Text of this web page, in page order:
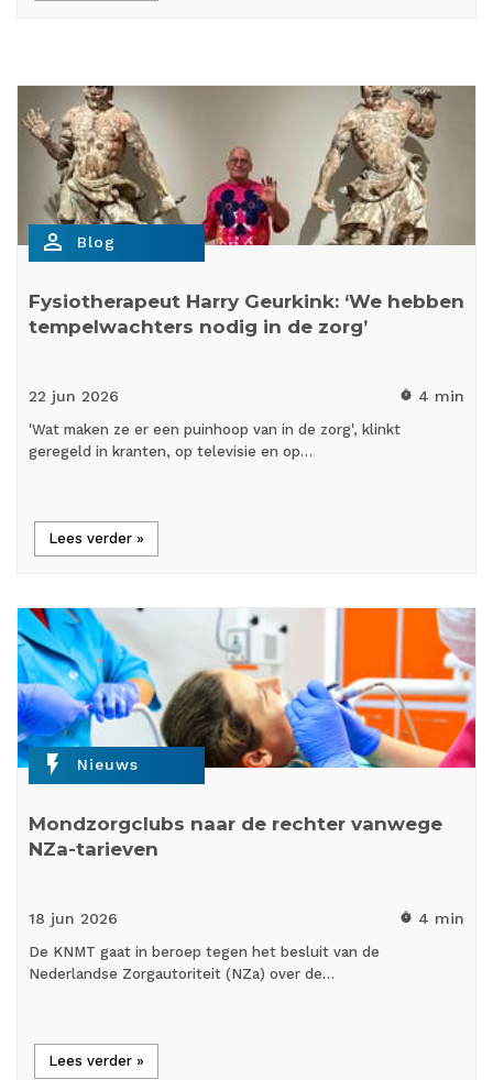
person_outline Blog
Fysiotherapeut Harry Geurkink: ‘We hebben
tempelwachters nodig in de zorg’
22 jun 2026 timer 4 min
'Wat maken ze er een puinhoop van in de zorg', klinkt
geregeld in kranten, op televisie en op…
Lees verder »
flash_on Nieuws
Mondzorgclubs naar de rechter vanwege
NZa-tarieven
18 jun 2026 timer 4 min
De KNMT gaat in beroep tegen het besluit van de
Nederlandse Zorgautoriteit (NZa) over de…
Lees verder »